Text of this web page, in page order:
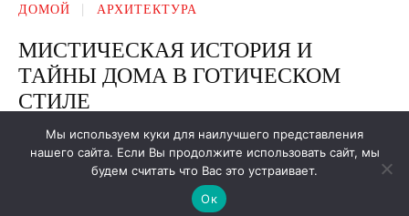
Мы используем куки для наилучшего представления
нашего сайта. Если Вы продолжите использовать сайт, мы
будем считать что Вас это устраивает.
Ок